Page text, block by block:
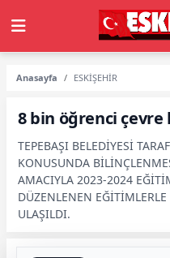
Anasayfa ESKİŞEHİR
8 bin öğrenci
TEPEBAŞI BELEDİYESİ
KONUSUNDA
AMACIYLA 2023-2024
DÜZENLENEN
ULAŞILDI.